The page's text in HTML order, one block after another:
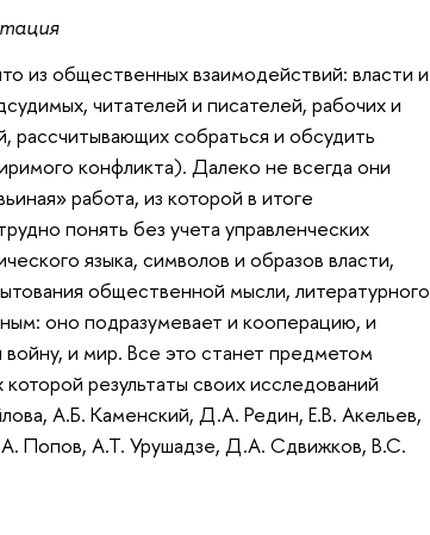
из общественных взаимодействий: власти и
читателей и писателей, рабочих и
рассчитывающих собраться и обсудить
конфликта). Далеко не всегда они
работа, из которой в итоге
понять без учета управленческих
языка, символов и образов власти,
общественной мысли, литературного
оно подразумевает и кооперацию, и
и мир. Все это станет предметом
результаты своих исследований
А.Б. Каменский, Д.А. Редин, Е.В. Акельев,
Попов, А.Т. Урушадзе, Д.А. Сдвижков, В.С.